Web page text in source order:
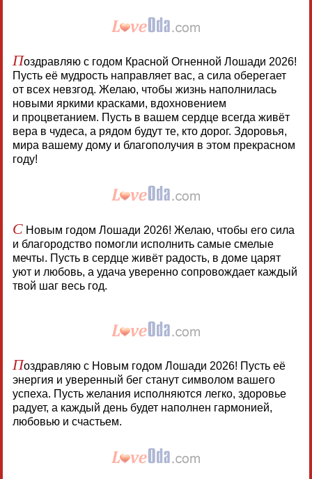
Поздравляю с годом Красной Огненной Лошади 2026!
Пусть её мудрость направляет вас, а сила оберегает
от всех невзгод. Желаю, чтобы жизнь наполнилась
новыми яркими красками, вдохновением
и процветанием. Пусть в вашем сердце всегда живёт
вера в чудеса, а рядом будут те, кто дорог. Здоровья,
мира вашему дому и благополучия в этом прекрасном
году!
СНовым годом Лошади 2026! Желаю, чтобы его сила
и благородство помогли исполнить самые смелые
мечты. Пусть в сердце живёт радость, в доме царят
уют и любовь, а удача уверенно сопровождает каждый
твой шаг весь год.
Поздравляю с Новым годом Лошади 2026! Пусть её
энергия и уверенный бег станут символом вашего
успеха. Пусть желания исполняются легко, здоровье
радует, а каждый день будет наполнен гармонией,
любовью и счастьем.